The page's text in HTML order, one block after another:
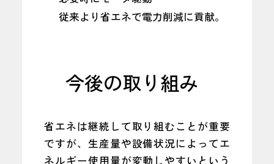
従来より省エネで電力削減に貢献。
今後の取り組み
省エネは継続して取り組むことが重要
ですが、生産量や設備状況によってエ
ネルギー使用量が変動しやすいという